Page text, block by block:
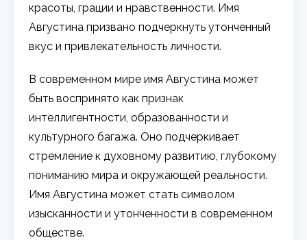
красоты, грации и нравственности. Имя
Августина призвано подчеркнуть утонченный
вкус и привлекательность личности.
В современном мире имя Августина может
быть воспринято как признак
интеллигентности, образованности и
культурного багажа. Оно подчеркивает
стремление к духовному развитию, глубокому
пониманию мира и окружающей реальности.
Имя Августина может стать символом
изысканности и утонченности в современном
обществе.